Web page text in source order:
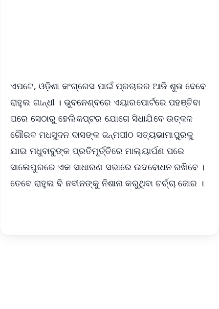
ଏପଟେ, ଓଡ଼ିଶା କଂଗ୍ରେସ ପାଇଁ ପ୍ରଚାରର ଆଜି ଶୁଭ ଦେବେ
ରାହୁଲ ଗାନ୍ଧୀ । ଭୁବନେଶ୍ବରେ ଏୟାରପୋର୍ଟରେ ପହଞ୍ଚିବା
ପରେ ସେଠାରୁ ହେଲିକପ୍ଟର ଯୋଗେ ସିଧାଯିବେ ଉତ୍କଳ
ଗୌରବ ମଧସୁଦନ ଦାସଙ୍କ ଜନ୍ମପୀଠ ସତ୍ୟଭାମାପୁରକୁ
ଯାଇ ମଧୁବାବୁଙ୍କ ପ୍ରତିମୂର୍ତ୍ତିରେ ମାଲ୍ୟାର୍ପଣ ପରେ
ସାଲେପୁରରେ ଏକ ସାଧାରଣ ସଭାରେ ଉଦବୋଧନ ରଖିବେ ।
ତେବେ ରାହୁଲ ବି ନବୀନଙ୍କୁ ନିଶାନା କରୁଥିବା ଚର୍ଚ୍ଚା ଜୋର ।